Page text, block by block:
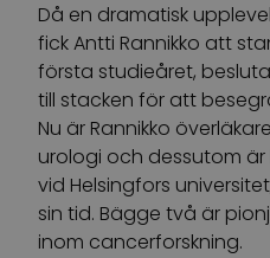
Då en dramatisk
fick Antti Rannikko att
första studieåret,
till stacken för att
Nu är Rannikko
urologi och dessutom
vid Helsingfors
sin tid. Bägge två är
inom cancerforskning.